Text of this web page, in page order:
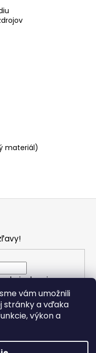
vám umožnili
stránky a vďaka
výkon a
materiál)